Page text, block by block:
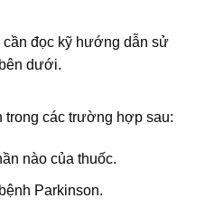
đọc kỹ hướng dẫn sử
dưới.
trong các trường hợp sau:
nào của thuốc.
Parkinson.